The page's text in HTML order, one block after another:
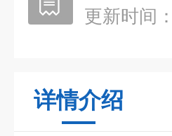
更新时间：
详情介绍